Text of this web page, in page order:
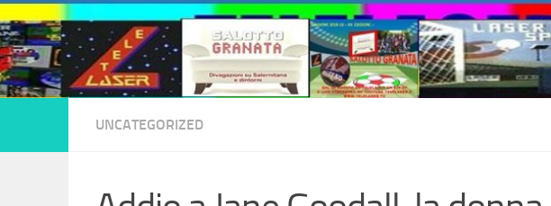
UNCATEGORIZED